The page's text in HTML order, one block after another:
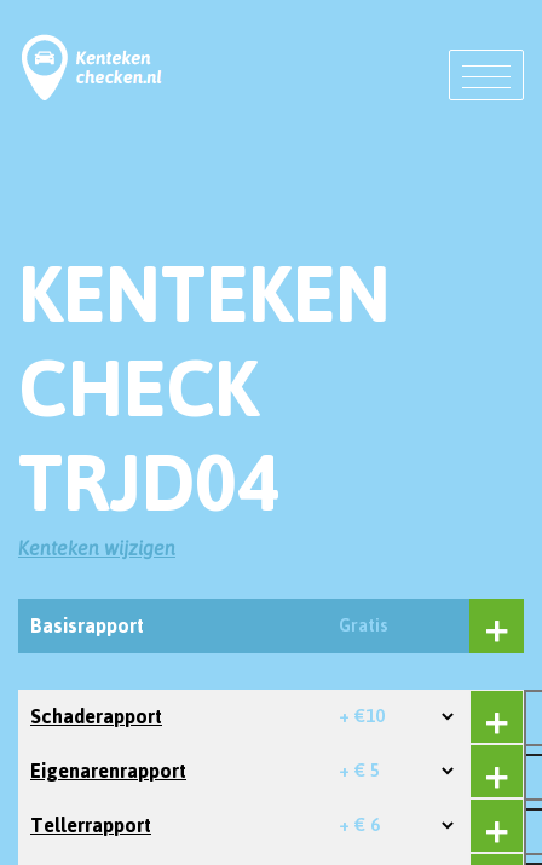
KENTEKEN
CHECK
TRJD04
Kenteken wijzigen
Basisrapport Gratis
Schaderapport + €10
Eigenarenrapport + € 5
Tellerrapport + € 6